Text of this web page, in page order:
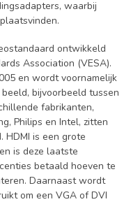
waarbij
ontwikkeld
Association (VESA).
en wordt voornamelijk
bijvoorbeeld tussen
fabrikanten,
Philips en Intel, zitten
HDMI is een grote
is deze laatste
betaald hoeven te
Daarnaast wordt
om een VGA of DVI